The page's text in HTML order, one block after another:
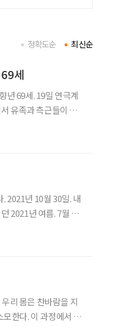
최신순
정확도순
세
년 69세. 19일 연극계
유족과 측근들이 지
2021년 여름. 7월 6일
리 몸은 찬바람을 지
한다. 이 과정에서 면